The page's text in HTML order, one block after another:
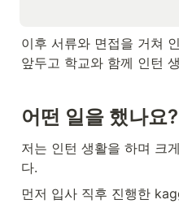
이후 서류와 면접을 거쳐
앞두고 학교와 함께 인턴
어떤 일을 했나요?
저는 인턴 생활을 하며 크
다.
먼저 입사 직후 진행한